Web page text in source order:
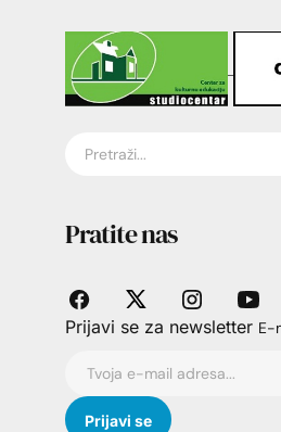
Pratite nas
Prijavi se za newsletter E-